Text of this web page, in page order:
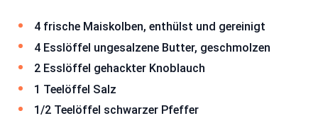
4 frische Maiskolben, enthülst und gereinigt
4 Esslöffel ungesalzene Butter, geschmolzen
2 Esslöffel gehackter Knoblauch
1 Teelöffel Salz
1/2 Teelöffel schwarzer Pfeffer